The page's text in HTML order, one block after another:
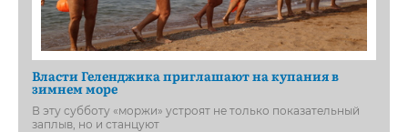
Власти Геленджика приглашают на купания в
зимнем море
В эту субботу «моржи» устроят не только показательный
заплыв, но и станцуют